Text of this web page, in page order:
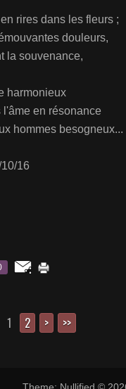
rires dans les fleurs ;
douleurs,
la souvenance,
harmonieux
l'âme en résonance
hommes besogneux...
16
1 2 > >>